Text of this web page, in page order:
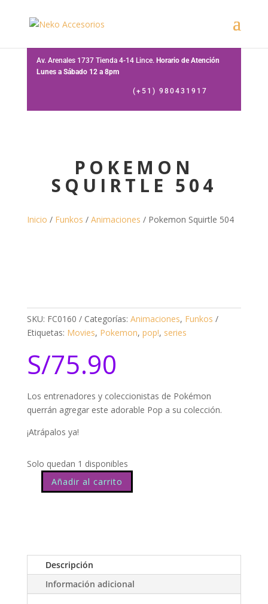
Av. Arenales 1737 Tienda 4-14 Lince. Horario de Atención
Lunes a Sábado 12 a 8pm
(+51) 980431917
POKEMON
SQUIRTLE 504
Inicio / Funkos / Animaciones / Pokemon Squirtle 504
SKU: FC0160 Categorías: Animaciones, Funkos
Etiquetas: Movies, Pokemon, pop!, series
S/75.90
Los entrenadores y coleccionistas de Pokémon
querrán agregar este adorable Pop a su colección.
¡Atrápalos ya!
Solo quedan 1 disponibles
Pokemon
Squirtle
cantidad
Añadir al carrito
Descripción
Información adicional